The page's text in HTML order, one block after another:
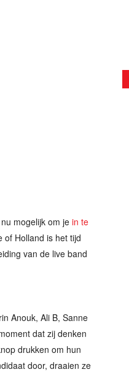
mogelijk om je in te
of Holland is het tijd
van de live band
Anouk, Ali B, Sanne
dat zij denken
drukken om hun
door, draaien ze